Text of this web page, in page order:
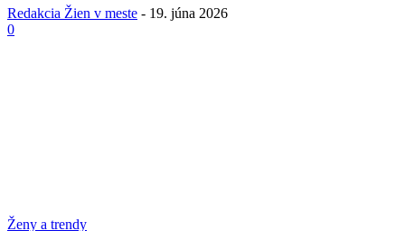
Redakcia Žien v meste - 19. júna 2026
0
Ženy a trendy